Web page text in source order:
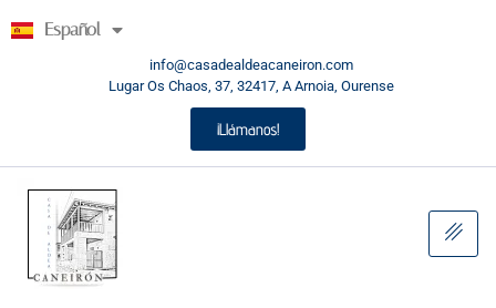
Español
English
info@casadealdeacaneiron.com
Lugar Os Chaos, 37, 32417, A Arnoia, Ourense
¡Llámanos!